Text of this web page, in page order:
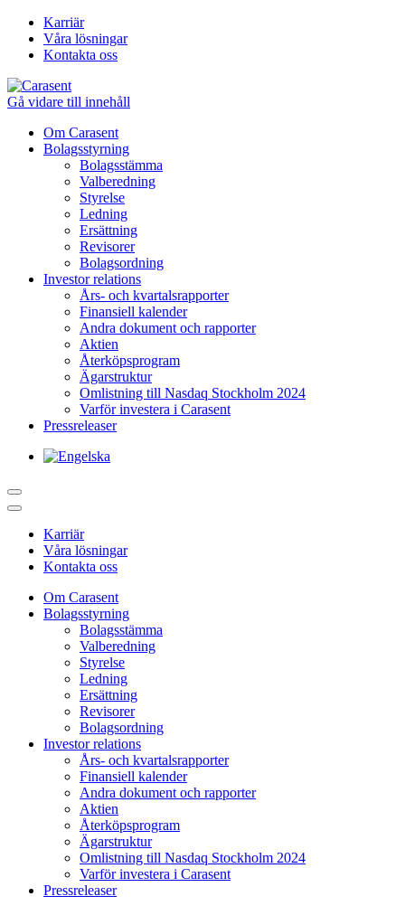
Karriär
Våra lösningar
Kontakta oss
Gå vidare till innehåll
Om Carasent
Bolagsstyrning
Bolagsstämma
Valberedning
Styrelse
Ledning
Ersättning
Revisorer
Bolagsordning
Investor relations
Års- och kvartalsrapporter
Finansiell kalender
Andra dokument och rapporter
Aktien
Återköpsprogram
Ägarstruktur
Omlistning till Nasdaq Stockholm 2024
Varför investera i Carasent
Pressreleaser
Karriär
Våra lösningar
Kontakta oss
Om Carasent
Bolagsstyrning
Bolagsstämma
Valberedning
Styrelse
Ledning
Ersättning
Revisorer
Bolagsordning
Investor relations
Års- och kvartalsrapporter
Finansiell kalender
Andra dokument och rapporter
Aktien
Återköpsprogram
Ägarstruktur
Omlistning till Nasdaq Stockholm 2024
Varför investera i Carasent
Pressreleaser